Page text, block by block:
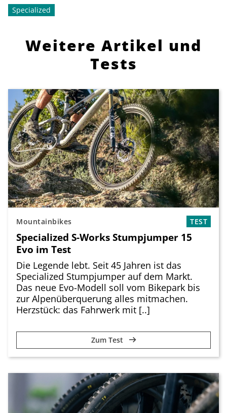
Specialized
Weitere Artikel und
Tests
Mountainbikes TEST
Specialized S-Works Stumpjumper 15
Evo im Test
Die Legende lebt. Seit 45 Jahren ist das
Specialized Stumpjumper auf dem Markt.
Das neue Evo-Modell soll vom Bikepark bis
zur Alpenüberquerung alles mitmachen.
Herzstück: das Fahrwerk mit [..]
Zum Test